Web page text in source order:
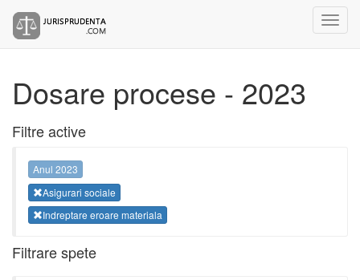
Dosare procese - 2023
Filtre active
Anul 2023
Asigurari sociale
Indreptare eroare materiala
Filtrare spete